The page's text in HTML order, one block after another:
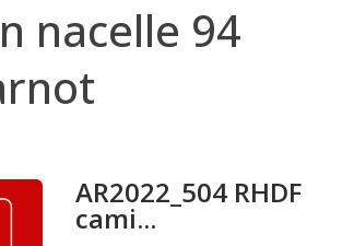
nacelle 94
AR2022_504 RHDF
cami...